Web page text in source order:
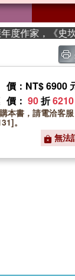
家，《史坎德
：NT$ 6900
： 90折6210
本書，請電洽客
。
無法